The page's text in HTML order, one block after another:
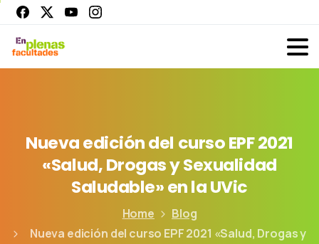
Nuevaedicióndel cursoEPF2021
«Salud,DrogasySexualidad
Saludable»enlaUVic
Home
Blog
Nueva edición del curso EPF 2021 «Salud, Drogas y